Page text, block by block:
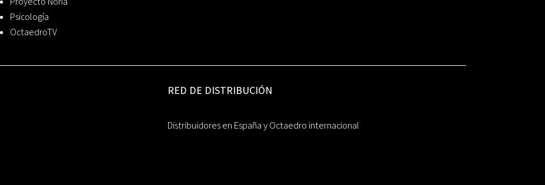
Psicología
OctaedroTV
RED DE DISTRIBUCIÓN
Distribuidores en España y Octaedro internacional